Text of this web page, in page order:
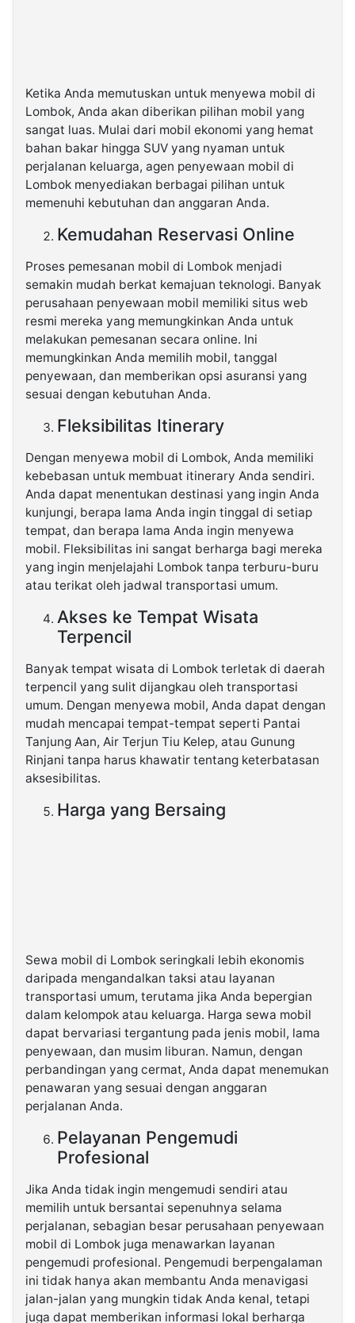
Ketika Anda memutuskan untuk menyewa mobil di
Lombok, Anda akan diberikan pilihan mobil yang
sangat luas. Mulai dari mobil ekonomi yang hemat
bahan bakar hingga SUV yang nyaman untuk
perjalanan keluarga, agen penyewaan mobil di
Lombok menyediakan berbagai pilihan untuk
memenuhi kebutuhan dan anggaran Anda.
Kemudahan Reservasi Online
Proses pemesanan mobil di Lombok menjadi
semakin mudah berkat kemajuan teknologi. Banyak
perusahaan penyewaan mobil memiliki situs web
resmi mereka yang memungkinkan Anda untuk
melakukan pemesanan secara online. Ini
memungkinkan Anda memilih mobil, tanggal
penyewaan, dan memberikan opsi asuransi yang
sesuai dengan kebutuhan Anda.
Fleksibilitas Itinerary
Dengan menyewa mobil di Lombok, Anda memiliki
kebebasan untuk membuat itinerary Anda sendiri.
Anda dapat menentukan destinasi yang ingin Anda
kunjungi, berapa lama Anda ingin tinggal di setiap
tempat, dan berapa lama Anda ingin menyewa
mobil. Fleksibilitas ini sangat berharga bagi mereka
yang ingin menjelajahi Lombok tanpa terburu-buru
atau terikat oleh jadwal transportasi umum.
Akses ke Tempat Wisata
Terpencil
Banyak tempat wisata di Lombok terletak di daerah
terpencil yang sulit dijangkau oleh transportasi
umum. Dengan menyewa mobil, Anda dapat dengan
mudah mencapai tempat-tempat seperti Pantai
Tanjung Aan, Air Terjun Tiu Kelep, atau Gunung
Rinjani tanpa harus khawatir tentang keterbatasan
aksesibilitas.
Harga yang Bersaing
Sewa mobil di Lombok seringkali lebih ekonomis
daripada mengandalkan taksi atau layanan
transportasi umum, terutama jika Anda bepergian
dalam kelompok atau keluarga. Harga sewa mobil
dapat bervariasi tergantung pada jenis mobil, lama
penyewaan, dan musim liburan. Namun, dengan
perbandingan yang cermat, Anda dapat menemukan
penawaran yang sesuai dengan anggaran
perjalanan Anda.
Pelayanan Pengemudi
Profesional
Jika Anda tidak ingin mengemudi sendiri atau
memilih untuk bersantai sepenuhnya selama
perjalanan, sebagian besar perusahaan penyewaan
mobil di Lombok juga menawarkan layanan
pengemudi profesional. Pengemudi berpengalaman
ini tidak hanya akan membantu Anda menavigasi
jalan-jalan yang mungkin tidak Anda kenal, tetapi
juga dapat memberikan informasi lokal berharga